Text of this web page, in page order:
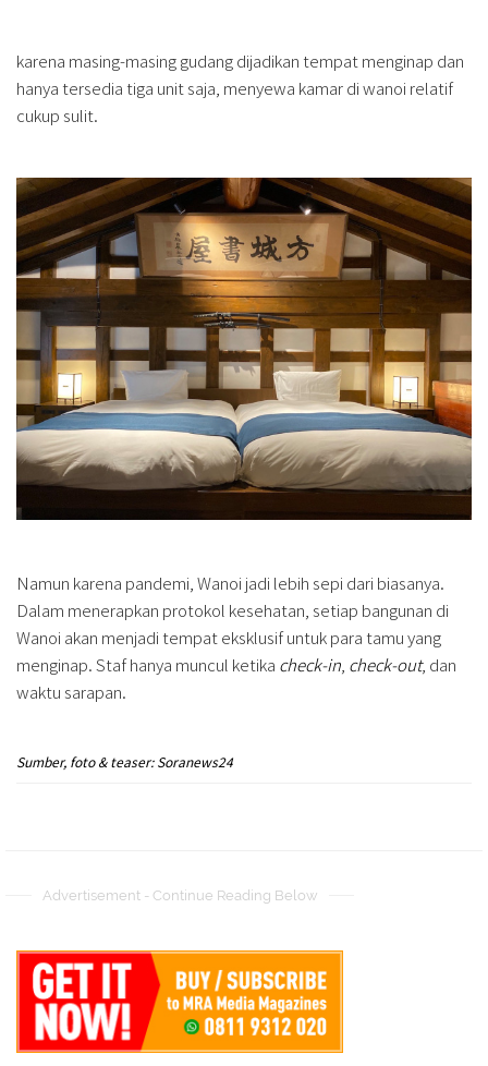
karena masing-masing gudang dijadikan tempat menginap dan
hanya tersedia tiga unit saja, menyewa kamar di wanoi relatif
cukup sulit.
Namun karena pandemi, Wanoi jadi lebih sepi dari biasanya.
Dalam menerapkan protokol kesehatan, setiap bangunan di
Wanoi akan menjadi tempat eksklusif untuk para tamu yang
menginap. Staf hanya muncul ketika check-in check-out, dan
waktu sarapan.
Sumber, foto & teaser: Soranews24
Advertisement - Continue Reading Below